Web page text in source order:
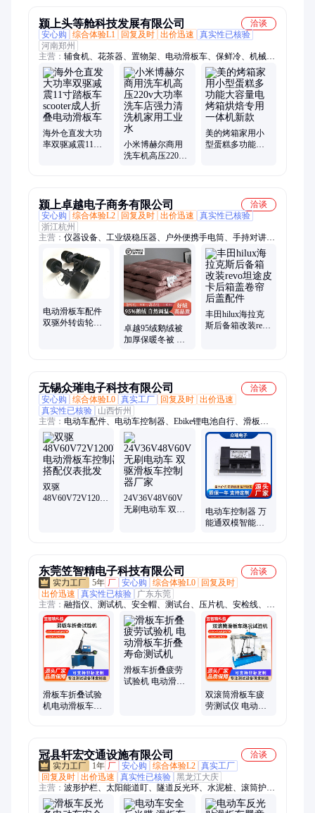
颍上头等舱科技发展有限公司
洽谈
安心购
综合体验L1 回复及时 出价迅速
真实性已核验
河南郑州
主营： 辅食机、花茶器、置物架、电动滑板车、保鲜冷、机械
臂、美容仪、太极球、凉皮机、牛皮包、锂电池、摇表器、注氧
仪、开水壶、吐司机、理疗仪、鹤摆件、ktv音响、嫩肤仪、加
湿器、558冰箱、电子称、煮蛋器、和面机、555冰箱、蒸茶器
海外仓直发大功
率双驱减震11寸
小米博赫尔商用
洗车机高压220v
美的烤箱家用小
型蛋糕多功能大
颍上卓越电子商务有限公司
洽谈
安心购
综合体验L2 回复及时 出价迅速
真实性已核验
浙江杭州
主营： 仪器设备、工业级稳压器、户外便携手电筒、手持对讲
机、智能锁、电动液压升降台、uv固化灯、网络摄像头、无线会
议话筒、音响套装、led全彩显示屏、数码照相机、海钓锂电池、
EOS单反相机、运动相机、激光切膜机、功放机、户外监控器、
生产管理电子看板、演出音响套装、音响监控机柜、网络电柜监
电动滑板车配件
双驱外转齿轮皮
卓越95绒鹅绒被
加厚保暖冬被 春
丰田hilux海拉克
斯后备箱改装revo
无锡众璀电子科技有限公司
洽谈
安心购
综合体验L0 真实工厂 回复及时 出价迅速
真实性已核验
山西忻州
主营： 电动车配件、电动车控制器、Ebike锂电池自行、滑板车
控制器、锂电滑板车控制器、直流无刷正弦波控制器、山地车无
刷控制器、两轮电动车控制器、三轮电动车控制器、四轮电动车
控制器、直流无刷控制器、无刷控制器、正弦波控制器、越野电
动摩托车控制器、摩托车控制器、电动摩托车控制器、越野摩托
车控制器
双驱
48V60V72V1200W
24V36V48V60V
无刷电动车 双驱
电动车控制器 万
能通双模智能
东莞笠智精电子科技有限公司
洽谈
5年 厂 安心购 综合体验L0
回复及时
出价迅速
真实性已核验
广东东莞
主营： 融指仪、测试机、安全帽、测试台、压片机、安检线、电
池杆、测试仪、试验箱、冲击仪、试验机、口罩机、喷涂机、比
色箱、冲击测试、工业烤箱、检测仪器、工业脚轮、数显球拍、
疲劳试验仪、拉力试验台、漆膜冲击器、纸张取样器、整体实验
室、四轮滑板车
滑板车折叠试验
机电动滑板车折
滑板车折叠疲劳
试验机 电动滑板
双滚筒滑板车疲
劳测试仪 电动滑
冠县轩宏交通设施有限公司
洽谈
1年 厂 安心购 综合体验L2 真实工厂
回复及时 出价迅速 真实性已核验 黑龙江大庆
主营： 波形护栏、太阳能道盯、隧道反光环、水泥桩、滚筒护
栏、反光膜、玻璃钢柱帽、轮廓标、光伏螺栓、钢管警示桩、桥